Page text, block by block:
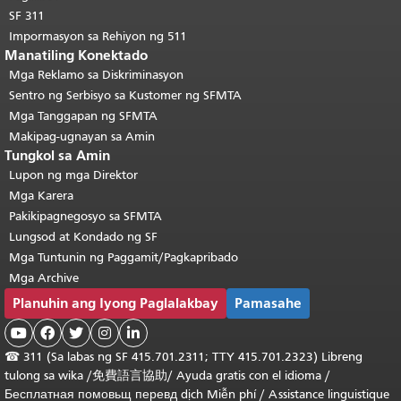
SF 311
Impormasyon sa Rehiyon ng 511
Manatiling Konektado
Mga Reklamo sa Diskriminasyon
Sentro ng Serbisyo sa Kustomer ng SFMTA
Mga Tanggapan ng SFMTA
Makipag-ugnayan sa Amin
Tungkol sa Amin
Lupon ng mga Direktor
Mga Karera
Pakikipagnegosyo sa SFMTA
Lungsod at Kondado ng SF
Mga Tuntunin ng Paggamit/Pagkapribado
Mga Archive
Planuhin ang Iyong Paglalakbay Pamasahe
    
☎ 311 (Sa labas ng SF 415.701.2311; TTY 415.701.2323) Libreng
tulong sa wika /免費語言協助/ Ayuda gratis con el idioma /
Бесплатная помовьщ перевд dịch Miễn phí/ Assistance linguistique